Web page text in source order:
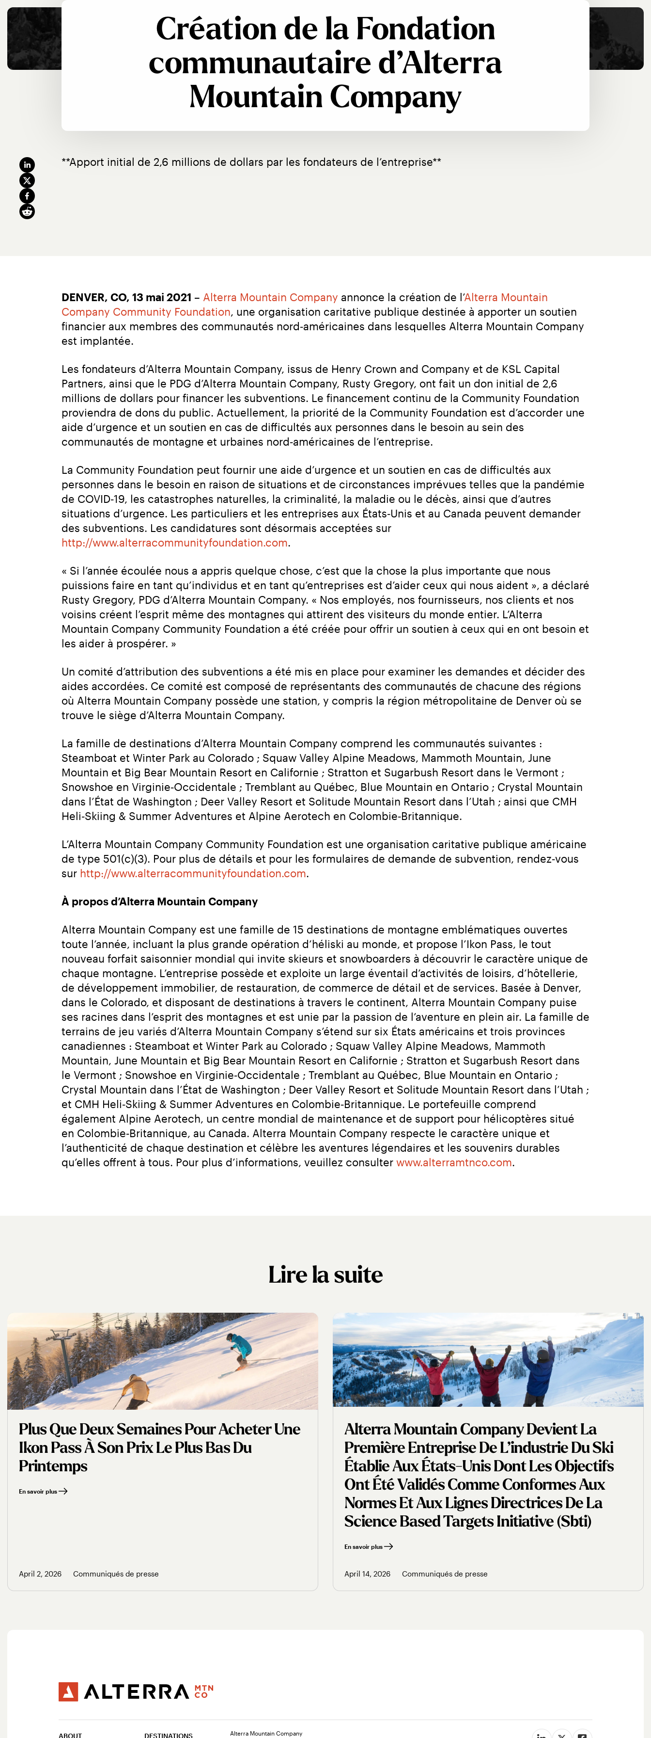
Création de la Fondation
communautaire d’Alterra
Mountain Company
**Apport initial de 2,6 millions de dollars par les fondateurs de l’entreprise**
DENVER, CO, 13 mai 2021 – Alterra Mountain Company annonce la création de l’Alterra Mountain
Company Community Foundation, une organisation caritative publique destinée à apporter un soutien
financier aux membres des communautés nord‑américaines dans lesquelles Alterra Mountain Company
est implantée.
Les fondateurs d’Alterra Mountain Company, issus de Henry Crown and Company et de KSL Capital
Partners, ainsi que le PDG d’Alterra Mountain Company, Rusty Gregory, ont fait un don initial de 2,6
millions de dollars pour financer les subventions. Le financement continu de la Community Foundation
proviendra de dons du public. Actuellement, la priorité de la Community Foundation est d’accorder une
aide d’urgence et un soutien en cas de difficultés aux personnes dans le besoin au sein des
communautés de montagne et urbaines nord‑américaines de l’entreprise.
La Community Foundation peut fournir une aide d’urgence et un soutien en cas de difficultés aux
personnes dans le besoin en raison de situations et de circonstances imprévues telles que la pandémie
de COVID‑19, les catastrophes naturelles, la criminalité, la maladie ou le décès, ainsi que d’autres
situations d’urgence. Les particuliers et les entreprises aux États‑Unis et au Canada peuvent demander
http://www.alterracommunityfoundation.com.
« Si l’année écoulée nous a appris quelque chose, c’est que la chose la plus importante que nous
puissions faire en tant qu’individus et en tant qu’entreprises est d’aider ceux qui nous aident », a déclaré
Rusty Gregory, PDG d’Alterra Mountain Company. « Nos employés, nos fournisseurs, nos clients et nos
voisins créent l’esprit même des montagnes qui attirent des visiteurs du monde entier. L’Alterra
Mountain Company Community Foundation a été créée pour offrir un soutien à ceux qui en ont besoin et
les aider à prospérer. »
Un comité d’attribution des subventions a été mis en place pour examiner les demandes et décider des
aides accordées. Ce comité est composé de représentants des communautés de chacune des régions
où Alterra Mountain Company possède une station, y compris la région métropolitaine de Denver où se
trouve le siège d’Alterra Mountain Company.
La famille de destinations d’Alterra Mountain Company comprend les communautés suivantes :
Steamboat et Winter Park au Colorado ; Squaw Valley Alpine Meadows, Mammoth Mountain, June
Mountain et Big Bear Mountain Resort en Californie ; Stratton et Sugarbush Resort dans le Vermont ;
Snowshoe en Virginie‑Occidentale ; Tremblant au Québec, Blue Mountain en Ontario ; Crystal Mountain
dans l’État de Washington ; Deer Valley Resort et Solitude Mountain Resort dans l’Utah ; ainsi que CMH
Heli‑Skiing & Summer Adventures et Alpine Aerotech en Colombie‑Britannique.
L’Alterra Mountain Company Community Foundation est une organisation caritative publique américaine
de type 501(c)(3). Pour plus de détails et pour les formulaires de demande de subvention, rendez‑vous
sur http://www.alterracommunityfoundation.com.
À propos d’Alterra Mountain Company
Alterra Mountain Company est une famille de 15 destinations de montagne emblématiques ouvertes
toute l’année, incluant la plus grande opération d’héliski au monde, et propose l’Ikon Pass, le tout
nouveau forfait saisonnier mondial qui invite skieurs et snowboarders à découvrir le caractère unique de
chaque montagne. L’entreprise possède et exploite un large éventail d’activités de loisirs, d’hôtellerie,
de développement immobilier, de restauration, de commerce de détail et de services. Basée à Denver,
dans le Colorado, et disposant de destinations à travers le continent, Alterra Mountain Company puise
ses racines dans l’esprit des montagnes et est unie par la passion de l’aventure en plein air. La famille de
terrains de jeu variés d’Alterra Mountain Company s’étend sur six États américains et trois provinces
canadiennes : Steamboat et Winter Park au Colorado ; Squaw Valley Alpine Meadows, Mammoth
Mountain, June Mountain et Big Bear Mountain Resort en Californie ; Stratton et Sugarbush Resort dans
le Vermont ; Snowshoe en Virginie‑Occidentale ; Tremblant au Québec, Blue Mountain en Ontario ;
Crystal Mountain dans l’État de Washington ; Deer Valley Resort et Solitude Mountain Resort dans l’Utah ;
et CMH Heli‑Skiing & Summer Adventures en Colombie‑Britannique. Le portefeuille comprend
également Alpine Aerotech, un centre mondial de maintenance et de support pour hélicoptères situé
en Colombie‑Britannique, au Canada. Alterra Mountain Company respecte le caractère unique et
l’authenticité de chaque destination et célèbre les aventures légendaires et les souvenirs durables
qu’elles offrent à tous. Pour plus d’informations, veuillez consulter www.alterramtnco.com.
Lire la suite
Alterra Mountain Company Devient La
Première Entreprise De L’industrie Du Ski
Établie Aux États-Unis Dont Les Objectifs
Ont Été Validés Comme Conformes Aux
Normes Et Aux Lignes Directrices De La
Science Based Targets Initiative (sbti)
En savoir plus
April 14, 2026 Communiqués de presse
Plus Que Deux Semaines Pour Acheter Une
Ikon Pass À Son Prix Le Plus Bas Du
Printemps
En savoir plus
April 2, 2026 Communiqués de presse
ABOUT DESTINATIONS Alterra Mountain Company